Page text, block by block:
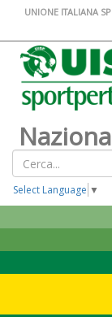
UNIONE ITALIANA
Select Language ▼